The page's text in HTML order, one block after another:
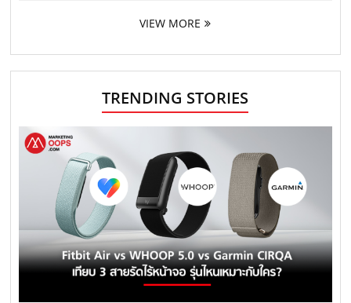
VIEW MORE
TRENDING STORIES